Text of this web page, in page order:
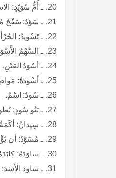
ـ أُمُّ سُوَيْدٍ:
ـ سَوْدُ: سَفْحٌ
ـ تَسْويدُ:
ـ السَّهْمُ
ـ أسْوَدُ
ـ أسْوَدَةُ:
ـ سُودٌ: اسْمٌ.
ـ بَنُو سُودٍ:
ـ سِيدانُ:
ـ مُسَوَّدُ: أن
ـ ساوَدَهُ:
ـ ساوَدَ